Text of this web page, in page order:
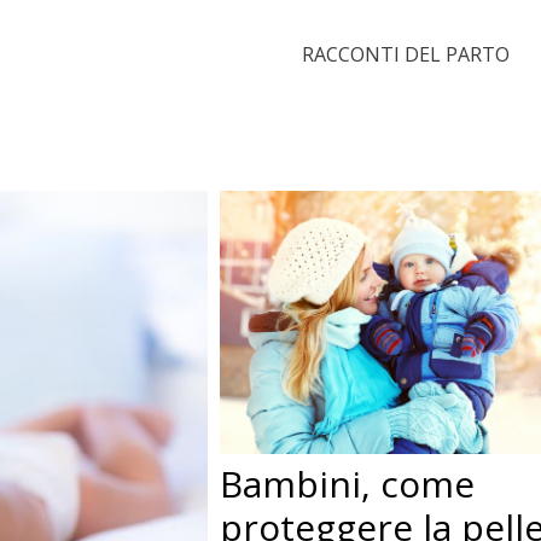
RACCONTI DEL PARTO
Bambini, come
proteggere la